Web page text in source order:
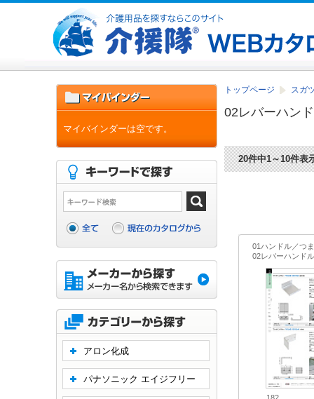
トップページ スガ
02レバーハン
20件中1～10件表
01ハンドル／つ
02レバーハンドル
マイバインダーは空です。
アロン化成
パナソニック エイジフリー